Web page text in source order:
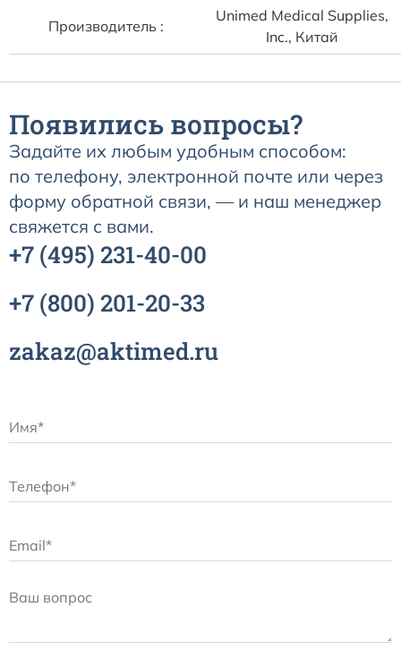
Производитель :
Unimed Medical Supplies,
Inc., Китай
Появились вопросы?
Задайте их любым удобным способом:
по телефону, электронной почте или через
форму обратной связи, — и наш менеджер
свяжется с вами.
+7 (495) 231-40-00
+7 (800) 201-20-33
zakaz@aktimed.ru